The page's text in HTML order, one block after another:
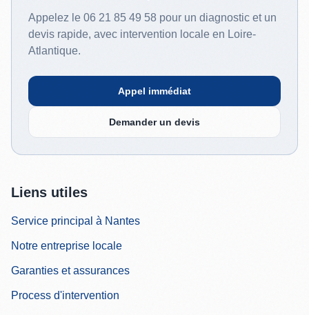
Appelez le 06 21 85 49 58 pour un diagnostic et un
devis rapide, avec intervention locale en Loire-
Atlantique.
Appel immédiat
Demander un devis
Liens utiles
Service principal à Nantes
Notre entreprise locale
Garanties et assurances
Process d'intervention